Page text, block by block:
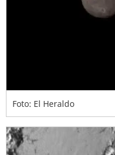
Foto: El Heraldo